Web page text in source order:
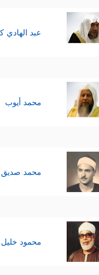
عبد الهادي
محمد أيوب
محمد صديق
محمود